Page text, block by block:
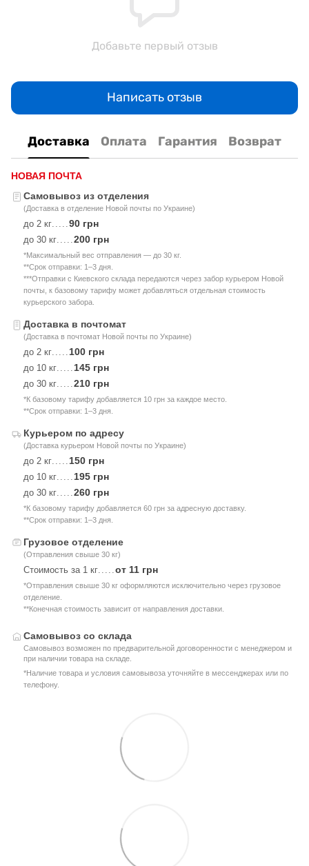
Добавьте первый отзыв
Написать отзыв
Доставка Оплата Гарантия Возврат
НОВАЯ ПОЧТА
Самовывоз из отделения
(Доставка в отделение Новой почты по Украине)
до 2 кг 90 грн
до 30 кг 200 грн
*Максимальный вес отправления — до 30 кг.
**Срок отправки: 1–3 дня.
***Отправки с Киевского склада передаются через забор курьером Новой
почты, к базовому тарифу может добавляться отдельная стоимость
курьерского забора.
Доставка в почтомат
(Доставка в почтомат Новой почты по Украине)
до 2 кг 100 грн
до 10 кг 145 грн
до 30 кг 210 грн
*К базовому тарифу добавляется 10 грн за каждое место.
**Срок отправки: 1–3 дня.
Курьером по адресу
(Доставка курьером Новой почты по Украине)
до 2 кг 150 грн
до 10 кг 195 грн
до 30 кг 260 грн
*К базовому тарифу добавляется 60 грн за адресную доставку.
**Срок отправки: 1–3 дня.
Грузовое отделение
(Отправления свыше 30 кг)
Стоимость за 1 кг от 11 грн
*Отправления свыше 30 кг оформляются исключительно через грузовое
отделение.
**Конечная стоимость зависит от направления доставки.
Самовывоз со склада
Самовывоз возможен по предварительной договоренности с менеджером и
при наличии товара на складе.
*Наличие товара и условия самовывоза уточняйте в мессенджерах или по
телефону.